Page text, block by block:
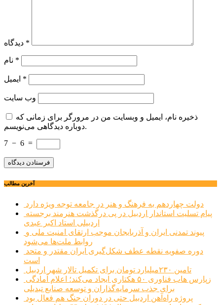
*
*
*
وب‌ سایت
ذخیره نام، ایمیل و وبسایت من در مرورگر برای زمانی که
دوباره دیدگاهی می‌نویسم.
7 − 6 =
آخرین مطالب
دولت چهاردهم به فرهنگ و هنر در جامعه توجه ویژه دارد
اردبیلی استاد اکبر عبدی
روابط ملت‌ها می‌شود
است
تامین ۲۳۰میلیارد تومان برای تکمیل تالار شهر اردبیل
برای جذب سرمایه‌گذاران و توسعه صنایع تبدیلی
پروژه راه‌آهن اردبیل حتی در دوران جنگ هم فعال بود